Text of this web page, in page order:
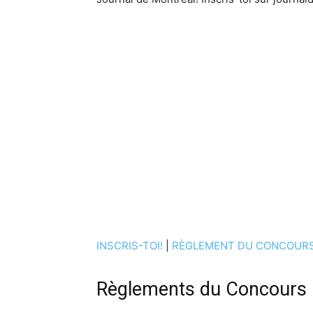
INSCRIS-TOI! RÈGLEMENT DU
Règlements du Concours